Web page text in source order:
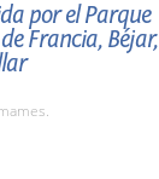
por el Parque
Francia, Béjar,